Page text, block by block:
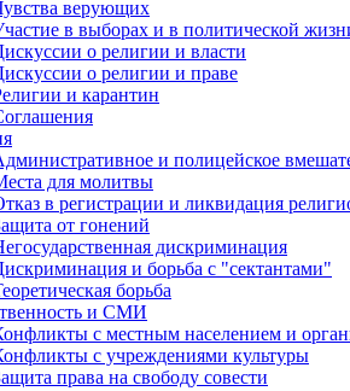
верующих
в выборах и в политической
о религии и власти
о религии и праве
и карантин
и полицейское
для молитвы
в регистрации и ликвидация
от гонений
дискриминация
и борьба с "сектантами"
борьба
и СМИ
с местным населением и
с учреждениями культуры
права на свободу совести